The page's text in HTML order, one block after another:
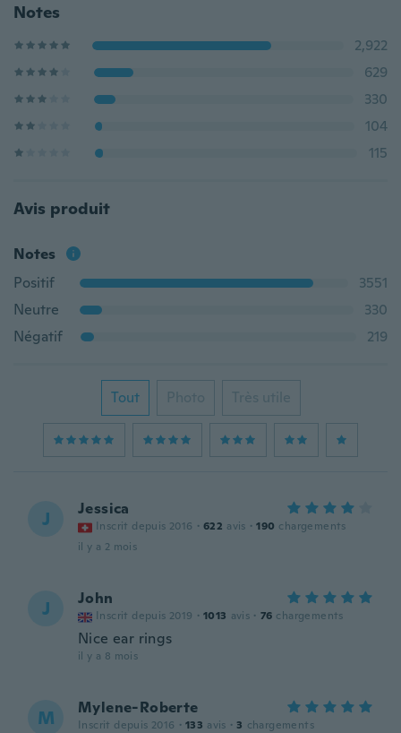
Notes
2,922
629
330
104
115
Avis produit
Notes
Positif
3551
Neutre
330
Négatif
219
Tout Photo Très utile
J Jessica
Inscrit depuis 2016 · 622 avis · 190 chargements
il y a 2 mois
J John
Inscrit depuis 2019 · 1013 avis · 76 chargements
Nice ear rings
il y a 8 mois
M Mylene-Roberte
Inscrit depuis 2016 · 133 avis · 3 chargements